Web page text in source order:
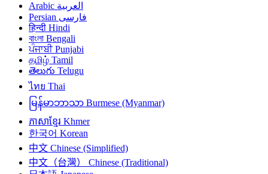
العربية Arabic
فارسی Persian
हिन्दी Hindi
বাংলা Bengali
ਪੰਜਾਬੀ Punjabi
தமிழ் Tamil
తెలుగు Telugu
ไทย Thai
မြန်မာဘာသာ Burmese (Myanmar)
ភាសាខ្មែរ Khmer
한국어 Korean
中文 Chinese (Simplified)
中文（台灣）
Chinese (Traditional)